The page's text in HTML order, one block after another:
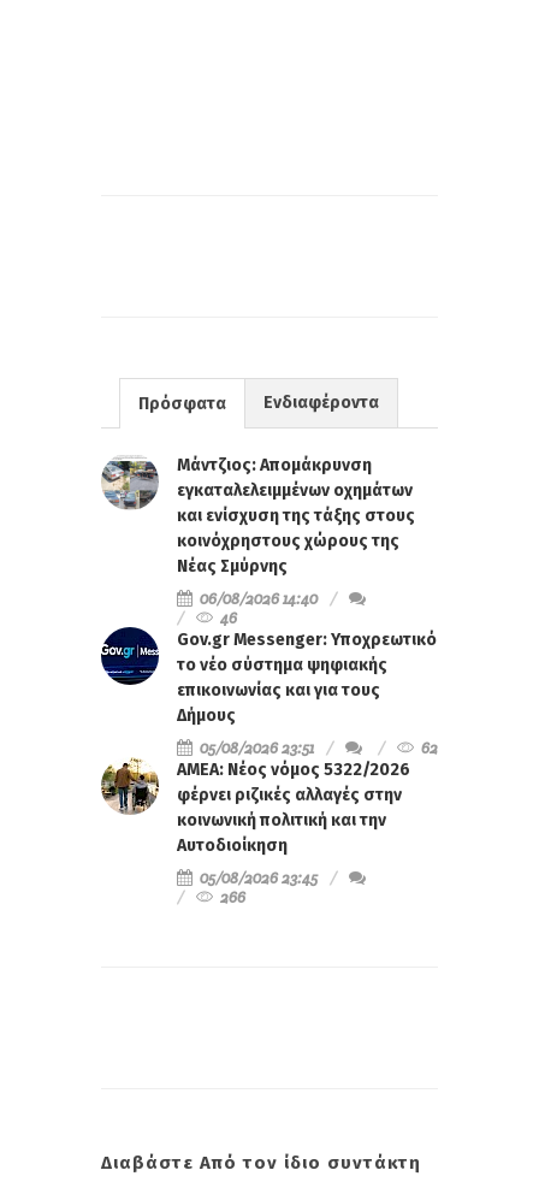
Πρόσφατα Ενδιαφέροντα
Μάντζιος: Απομάκρυνση
εγκαταλελειμμένων οχημάτων
και ενίσχυση της τάξης στους
κοινόχρηστους χώρους της
Νέας Σμύρνης
06/08/2026 14:40
46
Gov.gr Messenger: Υποχρεωτικό
το νέο σύστημα ψηφιακής
επικοινωνίας και για τους
Δήμους
05/08/2026 23:51
62
ΑΜΕΑ: Νέος νόμος 5322/2026
φέρνει ριζικές αλλαγές στην
κοινωνική πολιτική και την
Αυτοδιοίκηση
05/08/2026 23:45
266
Διαβάστε Από τον ίδιο συντάκτη